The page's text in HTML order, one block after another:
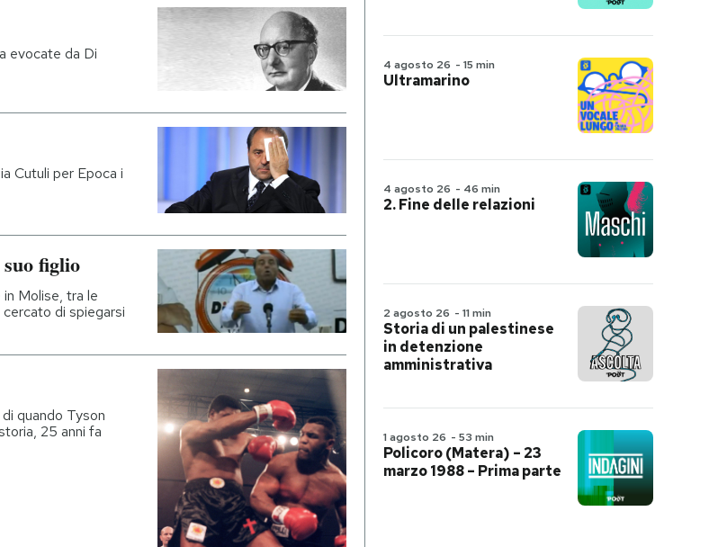
evocate da Di
Cutuli per Epoca i
figlio
Molise, tra le
di spiegarsi
quando Tyson
25 anni fa
4 agosto 26 - 15 min
Ultramarino
4 agosto 26 - 46 min
2. Fine delle relazioni
2 agosto 26 - 11 min
Storia di un palestinese
in detenzione
amministrativa
1 agosto 26 - 53 min
Policoro (Matera) – 23
marzo 1988 – Prima parte